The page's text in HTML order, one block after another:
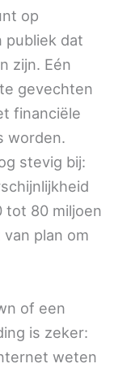
op
publiek dat
zijn. Eén
gevechten
financiële
worden.
stevig bij:
tot 80 miljoen
plan om
of een
is zeker:
weten